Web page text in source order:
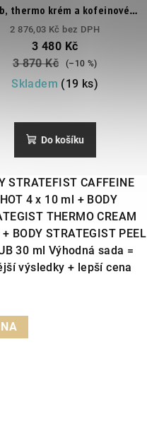
thermo krém a kofeinové
ampule
2 876,03 Kč bez DPH
3 480 Kč
3 870 Kč
(–10 %)
Skladem (19 ks)
Do košíku
STRATEFIST CAFFEINE
4 x 10 ml + BODY
THERMO CREAM
BODY STRATEGIST PEEL
30 ml Výhodná sada =
výsledky + lepší cena